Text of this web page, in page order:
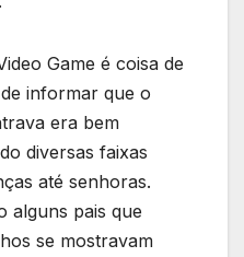
Game é coisa de
informar que o
era bem
diversas faixas
até senhoras.
alguns pais que
se mostravam